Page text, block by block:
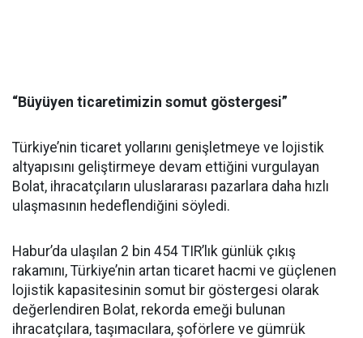
“Büyüyen ticaretimizin somut göstergesi”
Türkiye’nin ticaret yollarını genişletmeye ve lojistik
altyapısını geliştirmeye devam ettiğini vurgulayan
Bolat, ihracatçıların uluslararası pazarlara daha hızlı
ulaşmasının hedeflendiğini söyledi.
Habur’da ulaşılan 2 bin 454 TIR’lık günlük çıkış
rakamını, Türkiye’nin artan ticaret hacmi ve güçlenen
lojistik kapasitesinin somut bir göstergesi olarak
değerlendiren Bolat, rekorda emeği bulunan
ihracatçılara, taşımacılara, şoförlere ve gümrük